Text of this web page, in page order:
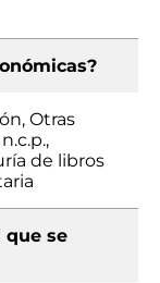
Otras
de libros
que se